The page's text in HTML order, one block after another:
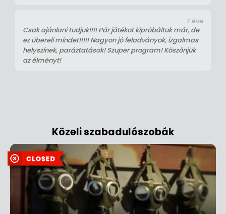
Csak ajánlani tudjuk!!!! Pár játékot kipróbáltuk már, de
ez übereli mindet!!!!! Nagyon jó feladványok, izgalmas
helyszínek, paráztatások! Szuper program! Köszönjük
az élményt!
7 éve
Közeli szabadulószobák